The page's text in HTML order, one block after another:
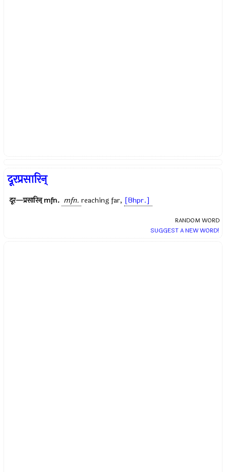
दूरप्रसारिन्
दूर—प्रसारिन्mfn. mfn. reaching far, [Bhpr.]
RANDOM WORD
SUGGEST A NEW WORD!